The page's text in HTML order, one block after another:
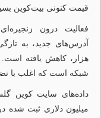
قیمت کنونی بیت‌کوین
فعالیت درون
هزار، کاهش یافته است.
شبکه است که اغلب با
میلیون دلاری ثبت شده